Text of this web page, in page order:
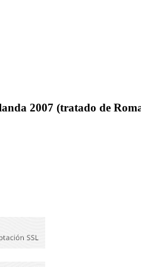
2007 (tratado de